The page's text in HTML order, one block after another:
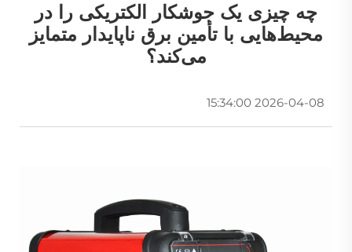
چه چیزی یک جوشکار الکتریکی را در
محیط‌هایی با تأمین برق ناپایدار متمایز
می‌کند؟
2026-04-08 15:34:00